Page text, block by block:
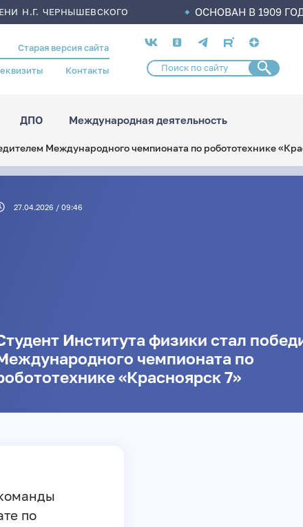
Н.Г. ЧЕРНЫШЕВСКОГО ОСНОВАН В 1909
Старая версия сайта
Контакты
Социальные
сети
ДПО Международная деятельность
Международного чемпионата по робототехнике
27.04.2026 / 09:46
Института физики стал
чемпионата по
«Красноярск 7»
по